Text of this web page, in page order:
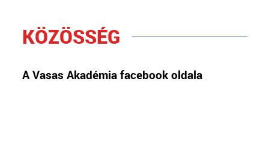
KÖZÖSSÉG
A Vasas Akadémia facebook oldala